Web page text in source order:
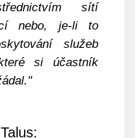
sítí
nebo, je-li to
služeb
si účastník